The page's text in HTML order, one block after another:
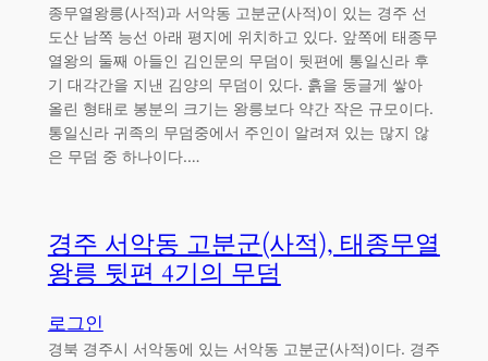
종무열왕릉(사적)과 서악동 고분군(사적)이 있는 경주 선
도산 남쪽 능선 아래 평지에 위치하고 있다. 앞쪽에 태종무
열왕의 둘째 아들인 김인문의 무덤이 뒷편에 통일신라 후
기 대각간을 지낸 김양의 무덤이 있다. 흙을 둥글게 쌓아
올린 형태로 봉분의 크기는 왕릉보다 약간 작은 규모이다.
통일신라 귀족의 무덤중에서 주인이 알려져 있는 많지 않
은 무덤 중 하나이다.…
경주 서악동 고분군(사적), 태종무열
왕릉 뒷편 4기의 무덤
로그인
경북 경주시 서악동에 있는 서악동 고분군(사적)이다. 경주